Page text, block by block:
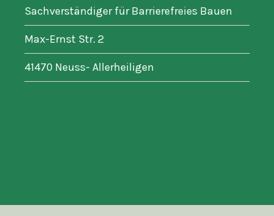
Sachverständiger für Barrierefreies Bauen
Max-Ernst Str. 2
41470 Neuss- Allerheiligen